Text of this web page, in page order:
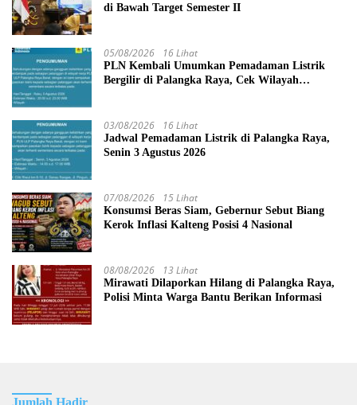
di Bawah Target Semester II
05/08/2026 16 Lihat
PLN Kembali Umumkan Pemadaman Listrik
Bergilir di Palangka Raya, Cek Wilayah
03/08/2026 16 Lihat
Jadwal Pemadaman Listrik di Palangka Raya,
Senin 3 Agustus 2026
07/08/2026 15 Lihat
Konsumsi Beras Siam, Gebernur Sebut Biang
Kerok Inflasi Kalteng Posisi 4 Nasional
08/08/2026 13 Lihat
Mirawati Dilaporkan Hilang di Palangka Raya,
Polisi Minta Warga Bantu Berikan Informasi
Jumlah Hadir